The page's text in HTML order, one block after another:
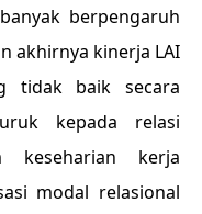
berpengaruh
akhirnya kinerja LAI
tidak baik secara
kepada relasi
keseharian kerja
modal relasional